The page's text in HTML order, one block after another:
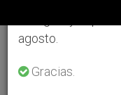
agosto.
Gracias.